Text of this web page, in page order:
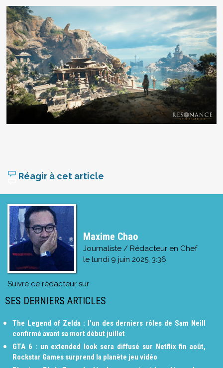
Réagir à cet article
Maxime Chao
Journaliste / Rédacteur en Chef
le lundi 9 juin 2025, 3:36
Suivre ce rédacteur sur
SES DERNIERS ARTICLES
The Legend of Zelda : l'un des derniers rôles de Sam Neill
confirmé avant sa mort début juillet
GTA 6 : un extended look sera diffusé sur Netflix fin août,
Rockstar Games surprend la planète jeu vidéo